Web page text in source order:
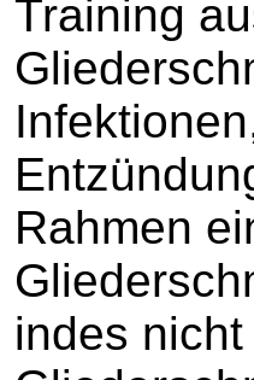
Training
Rahmen
indes